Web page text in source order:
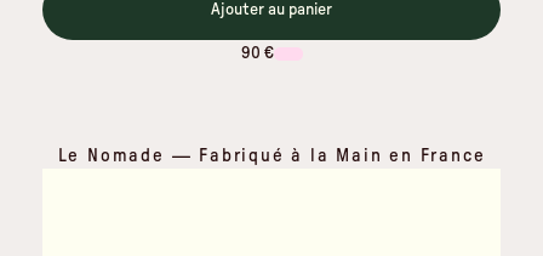
Ajouter au panier
90 €
Le Nomade — Fabriqué à la Main en France